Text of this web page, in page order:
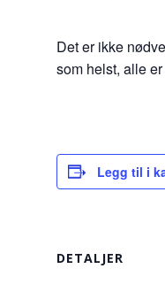
Det er ikke
som helst, alle
Legg til i
DETALJER